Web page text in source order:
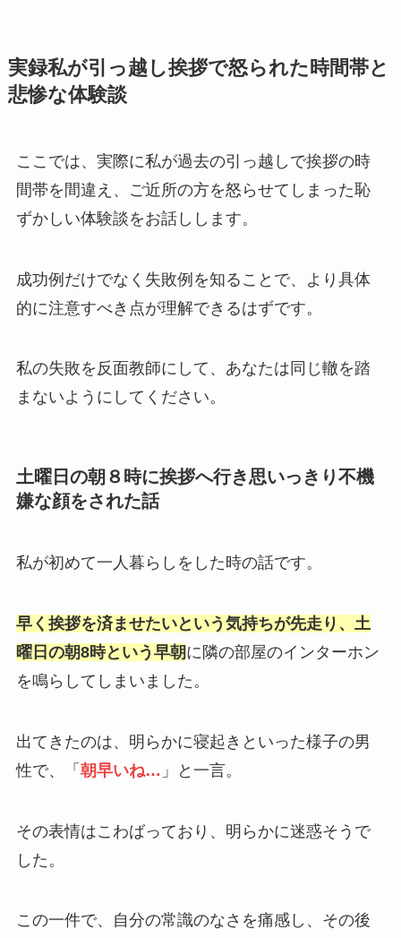
実録私が引っ越し挨拶で怒られた時間帯と
悲惨な体験談
ここでは、実際に私が過去の引っ越しで挨拶の時
間帯を間違え、ご近所の方を怒らせてしまった恥
ずかしい体験談をお話しします。
成功例だけでなく失敗例を知ることで、より具体
的に注意すべき点が理解できるはずです。
私の失敗を反面教師にして、あなたは同じ轍を踏
まないようにしてください。
土曜日の朝８時に挨拶へ行き思いっきり不機
嫌な顔をされた話
私が初めて一人暮らしをした時の話です。
早く挨拶を済ませたいという気持ちが先走り、土
曜日の朝8時という早朝に隣の部屋のインターホン
を鳴らしてしまいました。
出てきたのは、明らかに寝起きといった様子の男
性で、「 朝早いね… 」と一言。
その表情はこわばっており、明らかに迷惑そうで
した。
この一件で、自分の常識のなさを痛感し、その後